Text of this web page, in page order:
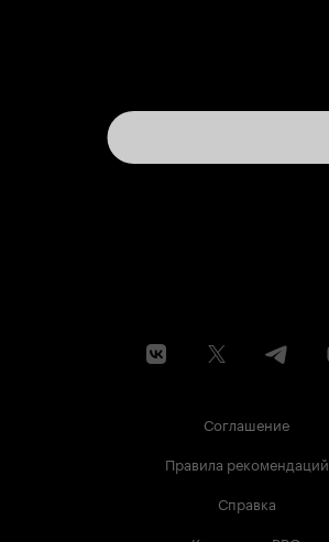
Соглашение
Правила рекомендаций
Справка